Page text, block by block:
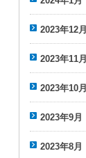
2023年12月
2023年11月
2023年10月
2023年9月
2023年8月